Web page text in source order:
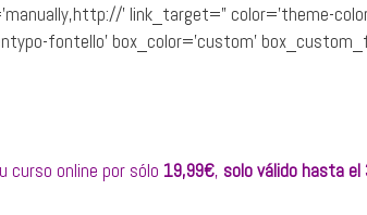
’ link_target=”
fontello’ box_color=’custom’
curso online por sólo 19,99€, solo válido hasta el